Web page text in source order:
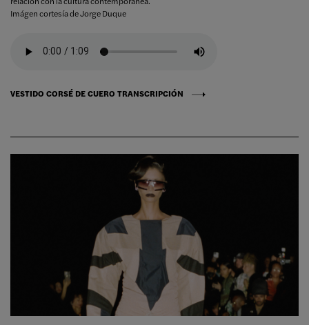
Imágen cortesía de Jorge Duque
VESTIDO CORSÉ DE CUERO TRANSCRIPCIÓN